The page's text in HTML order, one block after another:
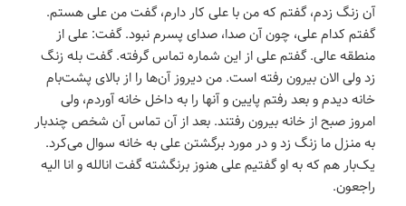
آن زنگ زدم، گفتم که من با علی کار دارم، گفت من علی هستم.
گفتم کدام علی، چون آن صدا، صدای پسرم نبود. گفت: علی از
منطقه عالی. گفتم علی از این شماره تماس گرفته. گفت بله زنگ
زد ولی الان بیرون رفته است. من دیروز آن‌ها را از بالای پشت‌بام
خانه دیدم و بعد رفتم پایین و آنها را به داخل خانه آوردم، ولی
امروز صبح از خانه بیرون رفتند. بعد از آن تماس آن شخص چندبار
به منزل ما زنگ زد و در مورد برگشتن علی به خانه سوال می‌کرد.
یک‌بار هم که به او گفتیم علی هنوز برنگشته گفت انالله و انا الیه
راجعون.